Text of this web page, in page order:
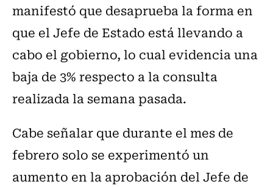
manifestó que desaprueba la forma en
que el Jefe de Estado está llevando a
cabo el gobierno, lo cual evidencia una
baja de 3% respecto a la consulta
realizada la semana pasada.
Cabe señalar que durante el mes de
febrero solo se experimentó un
aumento en la aprobación del Jefe de